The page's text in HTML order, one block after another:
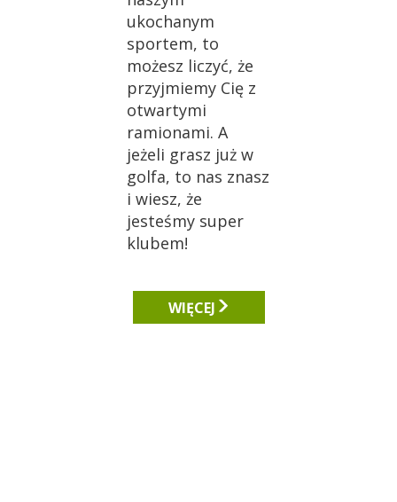
ukochanym
sportem, to
możesz liczyć, że
przyjmiemy Cię z
otwartymi
ramionami. A
jeżeli grasz już w
golfa, to nas znasz
i wiesz, że
jesteśmy super
klubem!
WIĘCEJ